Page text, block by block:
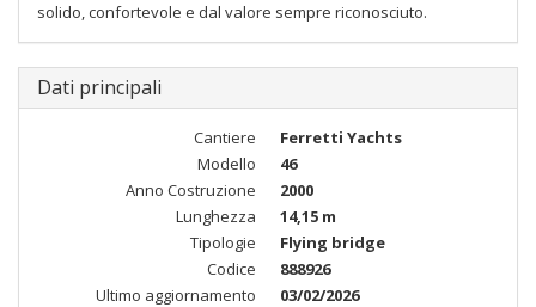
solido, confortevole e dal valore sempre riconosciuto.
Dati principali
Cantiere
Ferretti Yachts
Modello
46
Anno Costruzione
2000
Lunghezza
14,15 m
Tipologie
Flying bridge
Codice
888926
Ultimo aggiornamento
03/02/2026